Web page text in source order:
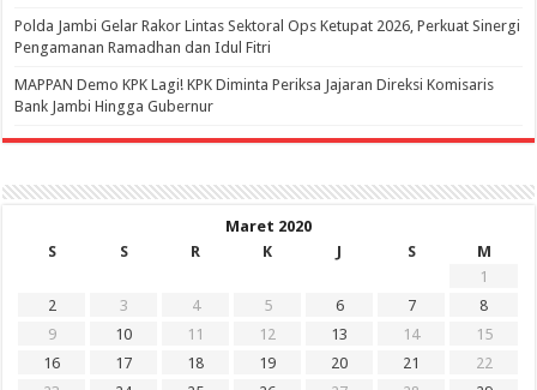
Polda Jambi Gelar Rakor Lintas Sektoral Ops Ketupat 2026, Perkuat Sinergi
Pengamanan Ramadhan dan Idul Fitri
‎MAPPAN Demo KPK Lagi! KPK Diminta Periksa Jajaran Direksi Komisaris
Bank Jambi Hingga Gubernur ‎
Maret 2020
S
S R K J S
M
1
2
3 4 5 6 7
8
9
10 11 12 13 14
15
16
17 18 19 20 21
22